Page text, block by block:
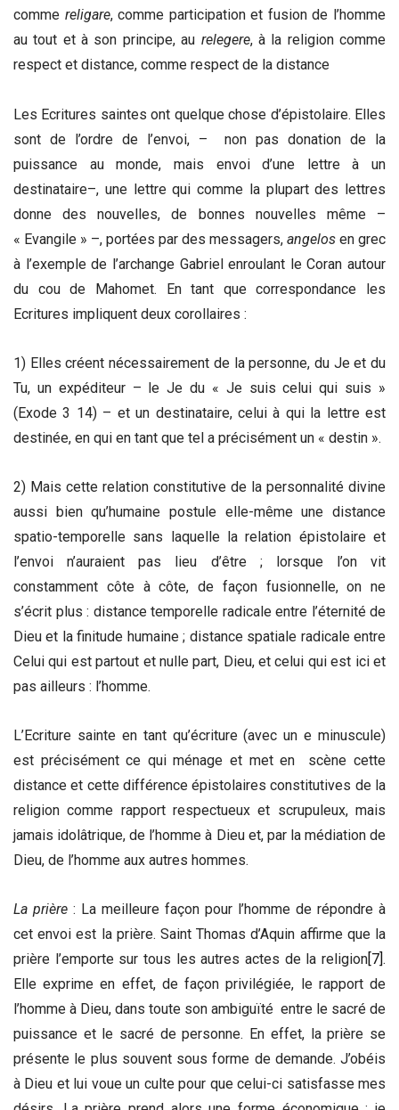
comme religare, comme participation et fusion de l’homme
au tout et à son principe, au relegere, à la religion comme
respect et distance, comme respect de la distance
Les Ecritures saintes ont quelque chose d’épistolaire. Elles
sont de l’ordre de l’envoi, – non pas donation de la
puissance au monde, mais envoi d’une lettre à un
destinataire–, une lettre qui comme la plupart des lettres
donne des nouvelles, de bonnes nouvelles même –
« Evangile » –, portées par des messagers, angelos en grec
à l’exemple de l’archange Gabriel enroulant le Coran autour
du cou de Mahomet. En tant que correspondance les
Ecritures impliquent deux corollaires :
1) Elles créent nécessairement de la personne, du Je et du
Tu, un expéditeur – le Je du « Je suis celui qui suis »
(Exode 3 14) – et un destinataire, celui à qui la lettre est
destinée, en qui en tant que tel a précisément un « destin ».
2) Mais cette relation constitutive de la personnalité divine
aussi bien qu’humaine postule elle-même une distance
spatio-temporelle sans laquelle la relation épistolaire et
l’envoi n’auraient pas lieu d’être ; lorsque l’on vit
constamment côte à côte, de façon fusionnelle, on ne
s’écrit plus : distance temporelle radicale entre l’éternité de
Dieu et la finitude humaine ; distance spatiale radicale entre
Celui qui est partout et nulle part, Dieu, et celui qui est ici et
pas ailleurs : l’homme.
L’Ecriture sainte en tant qu’écriture (avec un e minuscule)
est précisément ce qui ménage et met en scène cette
distance et cette différence épistolaires constitutives de la
religion comme rapport respectueux et scrupuleux, mais
jamais idolâtrique, de l’homme à Dieu et, par la médiation de
Dieu, de l’homme aux autres hommes.
La prière : La meilleure façon pour l’homme de répondre à
cet envoi est la prière. Saint Thomas d’Aquin affirme que la
prière l’emporte sur tous les autres actes de la religion [7] .
Elle exprime en effet, de façon privilégiée, le rapport de
l’homme à Dieu, dans toute son ambiguïté entre le sacré de
puissance et le sacré de personne. En effet, la prière se
présente le plus souvent sous forme de demande. J’obéis
à Dieu et lui voue un culte pour que celui-ci satisfasse mes